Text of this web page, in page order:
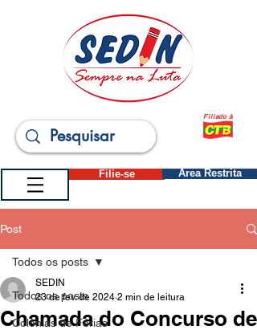
Filiado à
Filie-se Área Restrita
Post
Todos os posts
Colônias de Férias
Todos os posts
Chamada do Concurso de
SEDIN
23 de fev. de 2024 2 min de leitura